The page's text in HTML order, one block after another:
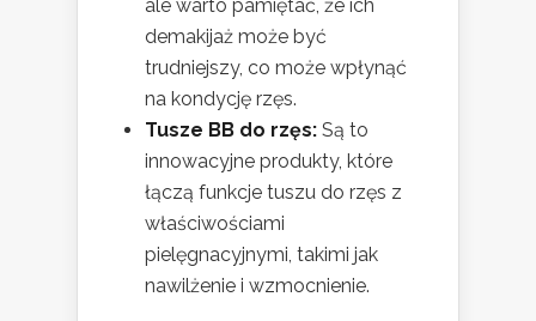
ale warto pamiętać, że ich
demakijaż może być
trudniejszy, co może wpłynąć
na kondycję rzęs.
Tusze BB do rzęs: Są to
innowacyjne produkty, które
łączą funkcje tuszu do rzęs z
właściwościami
pielęgnacyjnymi, takimi jak
nawilżenie i wzmocnienie.